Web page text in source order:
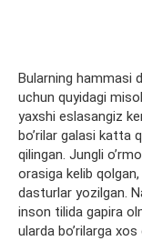
Bularning hammasi
uchun quyidagi
yaxshi eslasangiz
bo’rilar galasi katta
qilingan. Jungli
orasiga kelib
dasturlar yozilgan.
inson tilida gapira
ularda bo’rilarga